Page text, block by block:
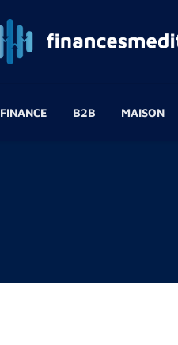
FINANCE B2B MAISON